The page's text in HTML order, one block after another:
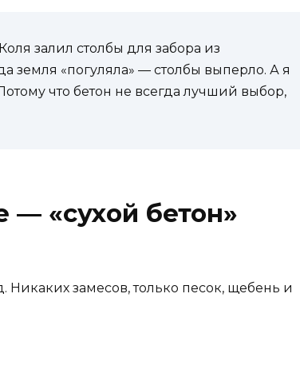
залил столбы для забора из
земля «погуляла» — столбы выперло. А я
что бетон не всегда лучший выбор,
— «сухой бетон»
замесов, только песок, щебень и